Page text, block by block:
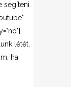
segíteni.
létét,
ha